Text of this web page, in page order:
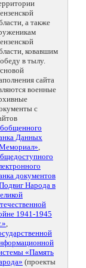
а также
ковавшим
в тылу.
сайта
военные
с
Данных
,
документов
Народа в
1941-1945
,
«Память
(проекты